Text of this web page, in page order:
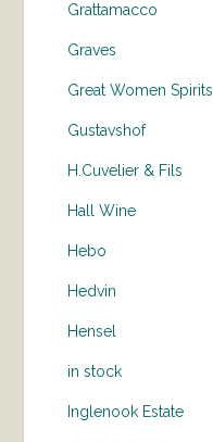
Grattamacco
Graves
Great Women Spirits
Gustavshof
H.Cuvelier & Fils
Hall Wine
Hebo
Hedvin
Hensel
in stock
Inglenook Estate